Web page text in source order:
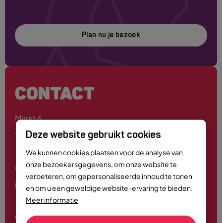
Deze website gebruikt cookies
We kunnen cookies plaatsen voor de analyse van
onze bezoekersgegevens, om onze website te
verbeteren, om gepersonaliseerde inhoud te tonen
en om u een geweldige website-ervaring te bieden.
Meer informatie
Plan nu je bezoek
CONTACT
Markt 6
4701 PE Roosendaal
0165 - 55 44 00
info@roosendaalcitymarketing.nl
Volg ons